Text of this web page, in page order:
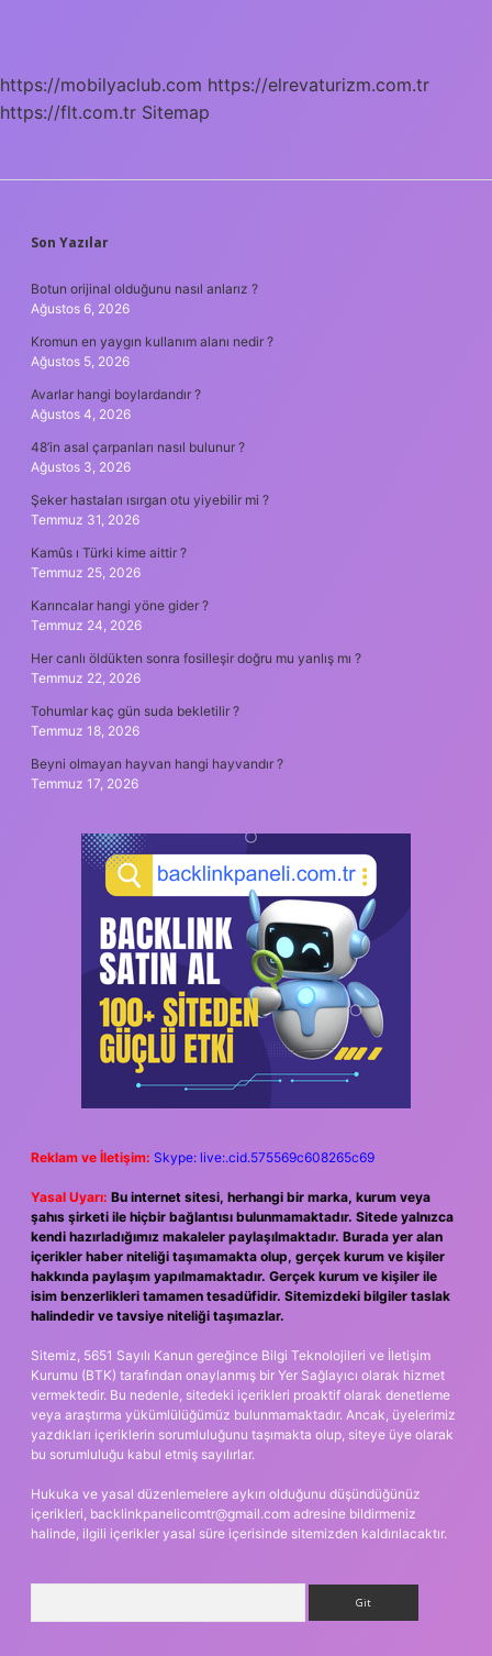
https://mobilyaclub.com https://elrevaturizm.com.tr
https://flt.com.tr Sitemap
SIDEBAR
Son Yazılar
Botun orijinal olduğunu nasıl anlarız ?
Ağustos 6, 2026
Kromun en yaygın kullanım alanı nedir ?
Ağustos 5, 2026
Avarlar hangi boylardandır ?
Ağustos 4, 2026
48’in asal çarpanları nasıl bulunur ?
Ağustos 3, 2026
Şeker hastaları ısırgan otu yiyebilir mi ?
Temmuz 31, 2026
Kamûs ı Türki kime aittir ?
Temmuz 25, 2026
Karıncalar hangi yöne gider ?
Temmuz 24, 2026
Her canlı öldükten sonra fosilleşir doğru mu yanlış mı ?
Temmuz 22, 2026
Tohumlar kaç gün suda bekletilir ?
Temmuz 18, 2026
Beyni olmayan hayvan hangi hayvandır ?
Temmuz 17, 2026
Reklam ve İletişim: Skype: live:.cid.575569c608265c69
Yasal Uyarı: Bu internet sitesi, herhangi bir marka, kurum veya
şahıs şirketi ile hiçbir bağlantısı bulunmamaktadır. Sitede yalnızca
kendi hazırladığımız makaleler paylaşılmaktadır. Burada yer alan
içerikler haber niteliği taşımamakta olup, gerçek kurum ve kişiler
hakkında paylaşım yapılmamaktadır. Gerçek kurum ve kişiler ile
isim benzerlikleri tamamen tesadüfidir. Sitemizdeki bilgiler taslak
halindedir ve tavsiye niteliği taşımazlar.
Sitemiz, 5651 Sayılı Kanun gereğince Bilgi Teknolojileri ve İletişim
Kurumu (BTK) tarafından onaylanmış bir Yer Sağlayıcı olarak hizmet
vermektedir. Bu nedenle, sitedeki içerikleri proaktif olarak denetleme
veya araştırma yükümlülüğümüz bulunmamaktadır. Ancak, üyelerimiz
yazdıkları içeriklerin sorumluluğunu taşımakta olup, siteye üye olarak
bu sorumluluğu kabul etmiş sayılırlar.
Hukuka ve yasal düzenlemelere aykırı olduğunu düşündüğünüz
içerikleri, backlinkpanelicomtr@gmail.com adresine bildirmeniz
halinde, ilgili içerikler yasal süre içerisinde sitemizden kaldırılacaktır.